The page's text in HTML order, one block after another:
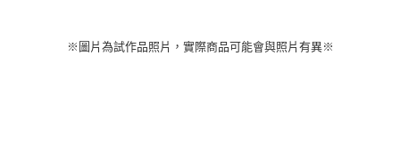
※圖片為試作品照片，實際商品可能會與照片有異※